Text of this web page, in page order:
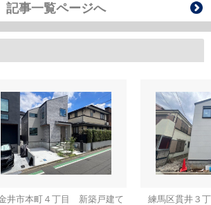
記事一覧ページへ
井市本町４丁目 新築戸建て
練馬区貫井３